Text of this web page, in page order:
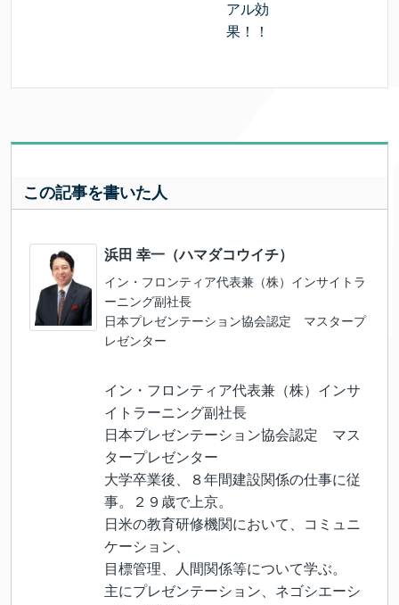
アル効
果！！
この記事を書いた人
浜田 幸一（ハマダコウイチ）
イン・フロンティア代表兼（株）インサイトラ
ーニング副社長
日本プレゼンテーション協会認定 マスタープ
レゼンター
イン・フロンティア代表兼（株）インサ
イトラーニング副社長
日本プレゼンテーション協会認定 マス
タープレゼンター
大学卒業後、８年間建設関係の仕事に従
事。２９歳で上京。
日米の教育研修機関において、コミュニ
ケーション、
目標管理、人間関係等について学ぶ。
主にプレゼンテーション、ネゴシエーシ